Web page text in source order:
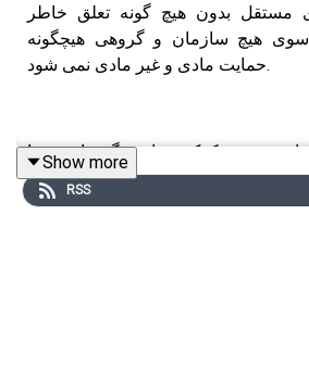
مستقل بدون هیچ گونه تعلق خاطر
هیچ سازمان و گروهی هیچگونه
حمایت مادی و غیر مادی نمی شود.
به وجود و کمک شما بستگی دارد. شما
یا رمز ارز با کمک‌های هرچند کوچک
Show more
RSS